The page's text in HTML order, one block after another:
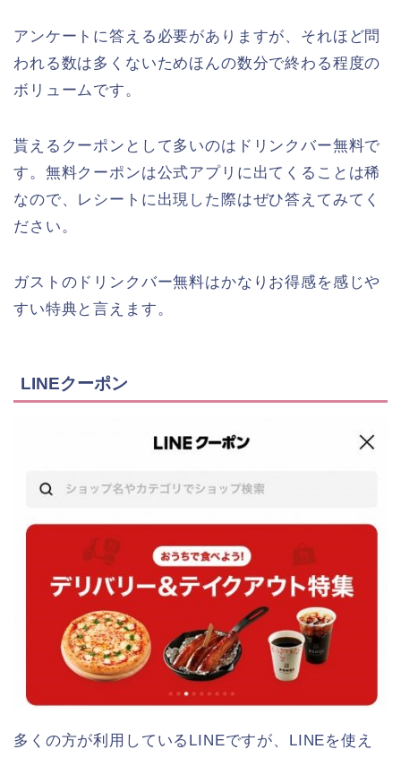
アンケートに答える必要がありますが、それほど問
われる数は多くないためほんの数分で終わる程度の
ボリュームです。
貰えるクーポンとして多いのはドリンクバー無料で
す。無料クーポンは公式アプリに出てくることは稀
なので、レシートに出現した際はぜひ答えてみてく
ださい。
ガストのドリンクバー無料はかなりお得感を感じや
すい特典と言えます。
LINEクーポン
多くの方が利用しているLINEですが、LINEを使え